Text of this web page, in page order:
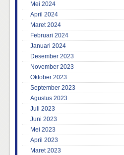
Mei 2024
April 2024
Maret 2024
Februari 2024
Januari 2024
Desember 2023
November 2023
Oktober 2023
September 2023
Agustus 2023
Juli 2023
Juni 2023
Mei 2023
April 2023
Maret 2023